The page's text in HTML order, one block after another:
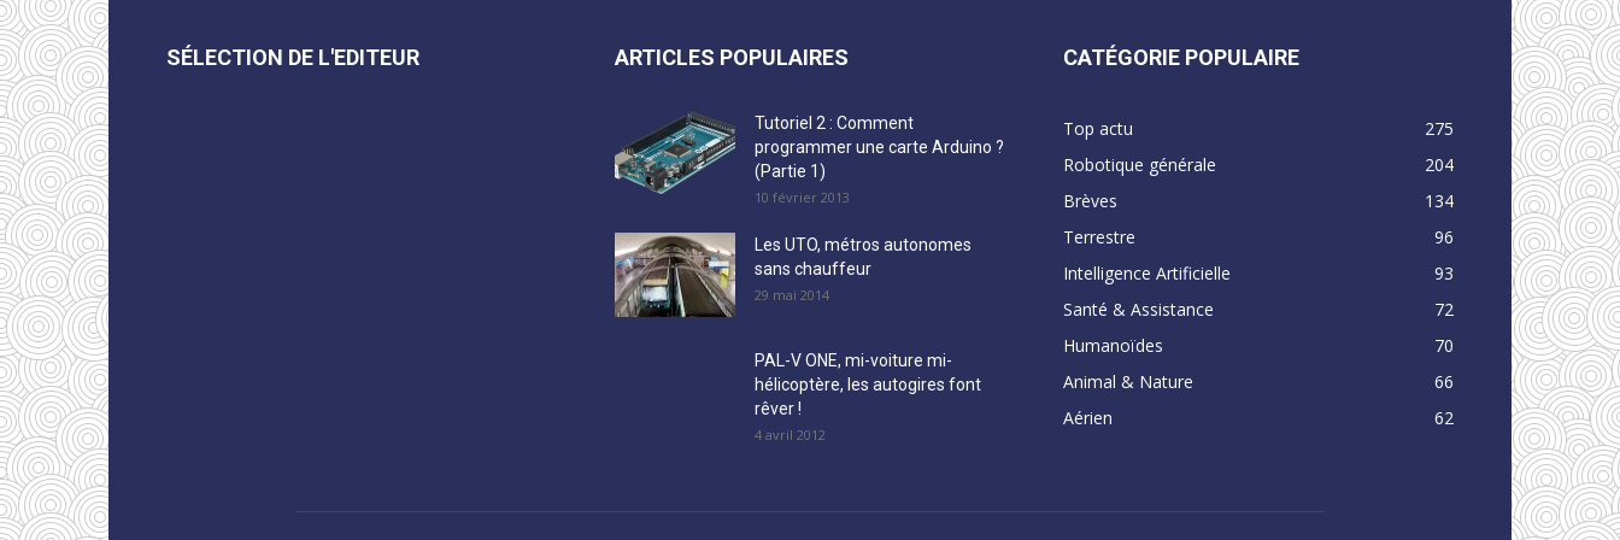
SÉLECTION DE L'EDITEUR ARTICLES POPULAIRES
Tutoriel 2 : Comment
programmer une carte Arduino ?
(Partie 1)
10 février 2013
Les UTO, métros autonomes
sans chauffeur
29 mai 2014
PAL-V ONE, mi-voiture mi-
hélicoptère, les autogires font
rêver !
4 avril 2012
CATÉGORIE POPULAIRE
Top actu
275
Robotique générale
204
Brèves
134
Terrestre
96
Intelligence Artificielle
93
Santé & Assistance
72
Humanoïdes
70
Animal & Nature
66
Aérien
62